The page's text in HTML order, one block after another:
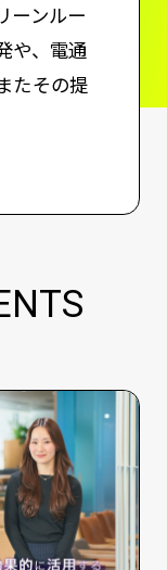
ーンルー
や、電通
たその提